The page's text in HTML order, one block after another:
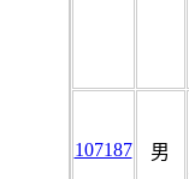
107187 男